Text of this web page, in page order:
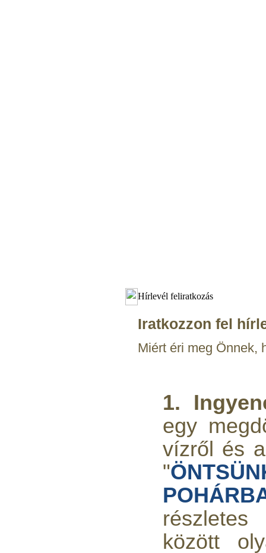
Hírlevél feliratkozás
Iratkozzon fel
Miért éri meg Önnek,
1.
egy
vízről és
"
részletes
között